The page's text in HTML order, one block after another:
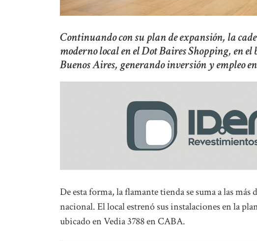
Continuando con su plan de expansión, la
moderno local en el Dot Baires Shopping, en
Buenos Aires, generando inversión y empleo
De esta forma, la flamante tienda se suma a las
nacional. El local estrenó sus instalaciones en la
ubicado en Vedia 3788 en CABA.